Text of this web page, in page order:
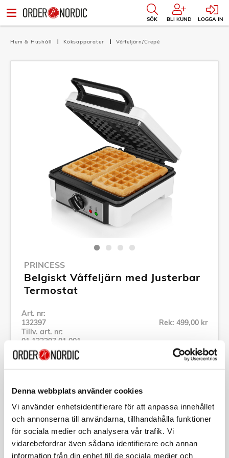
Denna webbplats använder cookies
Vi använder enhetsidentifierare för att anpassa innehållet
och annonserna till användarna, tillhandahålla funktioner
för sociala medier och analysera vår trafik. Vi
vidarebefordrar även sådana identifierare och annan
information från din enhet till de sociala medier och
SÖK BLI KUND LOGGA IN
Hem & Hushåll Köksapparater Våffeljärn/Crepé
PRINCESS
Belgiskt Våffeljärn med Justerbar
Termostat
Art. nr:
132397
Tillv. art. nr:
01.132397.01.001
Rek: 499,00 kr
Se alla produkter inom Princess
Specifikation
Beskrivning
Art. nr:132397